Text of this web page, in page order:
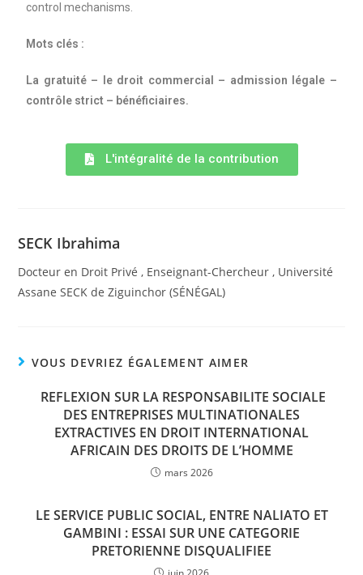
control mechanisms.
Mots clés :
La gratuité – le droit commercial – admission légale –
contrôle strict – bénéficiaires.
L'intégralité de la contribution
SECK Ibrahima
Docteur en Droit Privé , Enseignant-Chercheur , Université
Assane SECK de Ziguinchor (SÉNÉGAL)
VOUS DEVRIEZ ÉGALEMENT AIMER
REFLEXION SUR LA RESPONSABILITE SOCIALE
DES ENTREPRISES MULTINATIONALES
EXTRACTIVES EN DROIT INTERNATIONAL
AFRICAIN DES DROITS DE L’HOMME
mars 2026
LE SERVICE PUBLIC SOCIAL, ENTRE NALIATO ET
GAMBINI : ESSAI SUR UNE CATEGORIE
PRETORIENNE DISQUALIFIEE